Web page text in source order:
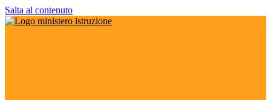
Salta al contenuto